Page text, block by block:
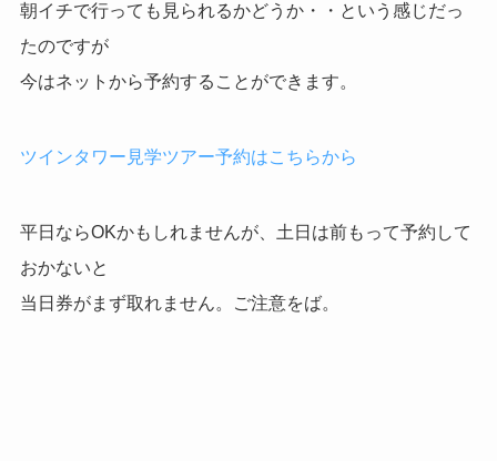
朝イチで行っても見られるかどうか・・という感じだっ
たのですが
今はネットから予約することができます。
ツインタワー見学ツアー予約はこちらから
平日ならOKかもしれませんが、土日は前もって予約して
おかないと
当日券がまず取れません。ご注意をば。